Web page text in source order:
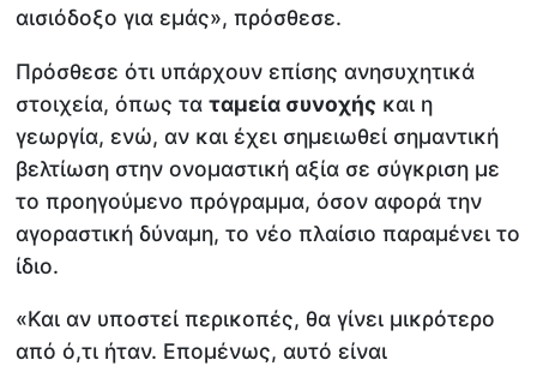
αισιόδοξο για εμάς», πρόσθεσε.
Πρόσθεσε ότι υπάρχουν επίσης ανησυχητικά
στοιχεία, όπως ταταμεία συνοχής και η
γεωργία, ενώ, αν και έχει σημειωθεί σημαντική
βελτίωση στην ονομαστική αξία σε σύγκριση με
το προηγούμενο πρόγραμμα, όσον αφορά την
αγοραστική δύναμη, το νέο πλαίσιο παραμένει το
ίδιο.
«Και αν υποστεί περικοπές, θα γίνει μικρότερο
από ό,τι ήταν. Επομένως, αυτό είναι